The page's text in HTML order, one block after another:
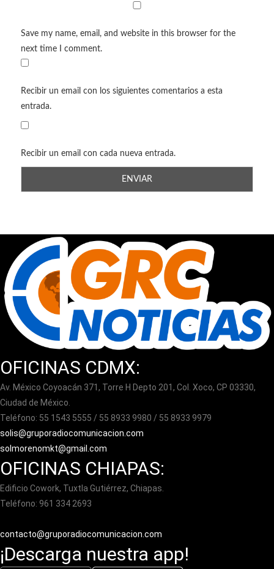
Save my name, email, and website in this browser for the
next time I comment.
Recibir un email con los siguientes comentarios a esta
entrada.
Recibir un email con cada nueva entrada.
OFICINAS CDMX:
Av. México Coyoacán 371, Torre H Depto 201, Col. Xoco, CP 03330,
Ciudad de México.
Teléfono: 55 1543 5555 / 55 8933 9980 / 55 8933 9979
solis@gruporadiocomunicacion.com
solmorenomkt@gmail.com
OFICINAS CHIAPAS:
Edificio Cowork, Tuxtla Gutiérrez, Chiapas.
Teléfono: 961 334 2693
contacto@gruporadiocomunicacion.com
¡Descarga nuestra app!